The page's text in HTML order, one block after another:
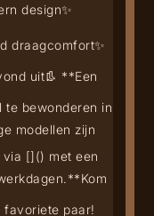
design✨
draagcomfort✨
uit👢 **Een
te bewonderen in
modellen zijn
via []() met een
Kom
favoriete paar!